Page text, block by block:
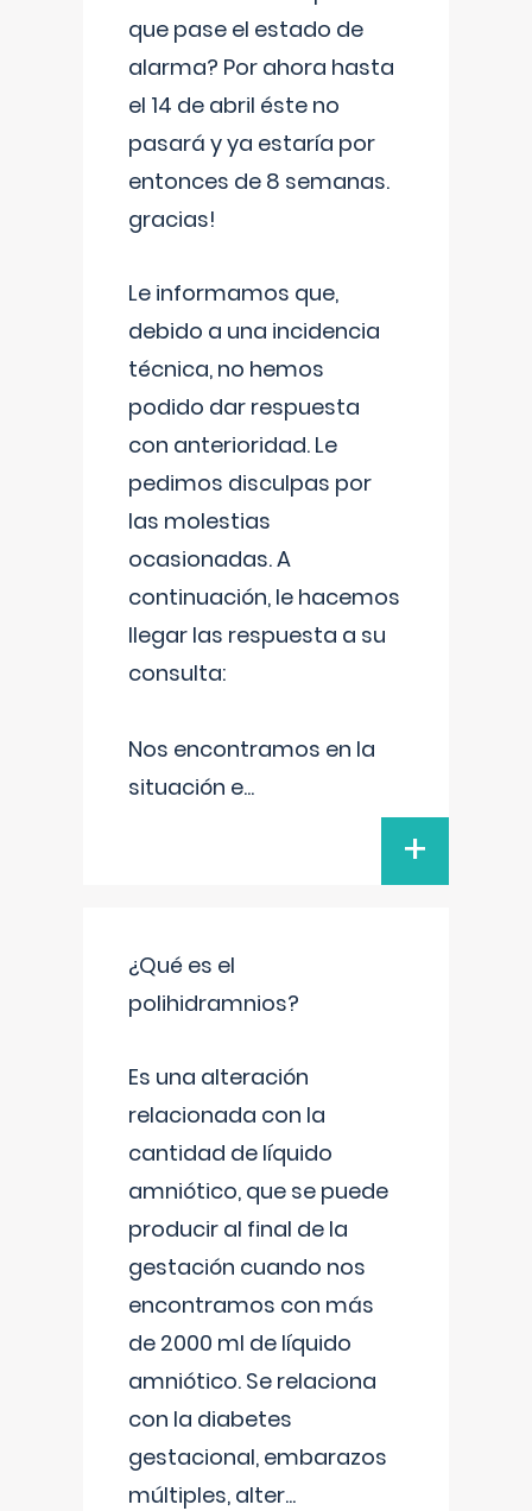
que pase el estado de
alarma? Por ahora hasta
el 14 de abril éste no
pasará y ya estaría por
entonces de 8 semanas.
gracias!
Le informamos que,
debido a una incidencia
técnica, no hemos
podido dar respuesta
con anterioridad. Le
pedimos disculpas por
las molestias
ocasionadas. A
continuación, le hacemos
llegar las respuesta a su
consulta:
Nos encontramos en la
situación e...
+
¿Qué es el
polihidramnios?
Es una alteración
relacionada con la
cantidad de líquido
amniótico, que se puede
producir al final de la
gestación cuando nos
encontramos con más
de 2000 ml de líquido
amniótico. Se relaciona
con la diabetes
gestacional, embarazos
múltiples, alter...